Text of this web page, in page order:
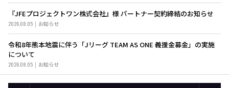
『JFEプロジェクトワン株式会社』様 パートナー契約締結のお知らせ
2026.08.05 お知らせ
令和8年熊本地震に伴う「Jリーグ TEAM AS ONE 義援金募金」の実施
について
2026.08.05 お知らせ